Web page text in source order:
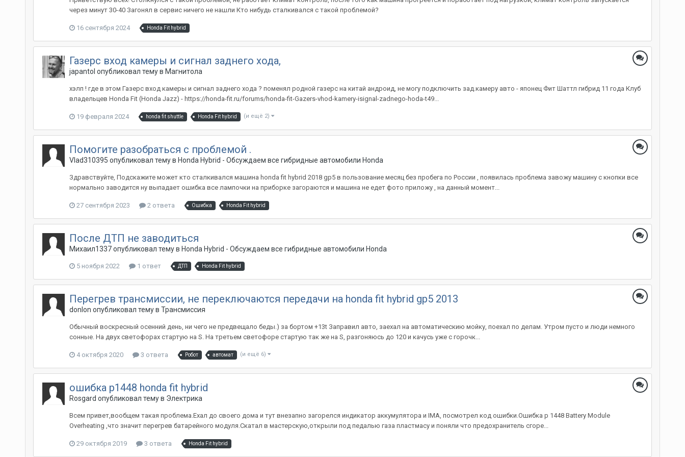
через минут 30-40 Загонял в сервис ничего не нашли Кто нибудь сталкивался с такой проблемой?
16 сентября 2024 Honda Fit hybrid
Газерс вход камеры и сигнал заднего хода,
japantol опубликовал тему в Магнитола
хэлп ! где в этом Газерс вход камеры и сигнал заднего хода ? поменял родной газерс на китай андроид, не могу подключить зад.камеру авто - японец Фит Шаттл гибрид 11 года Клуб
владельцев Honda Fit (Honda Jazz) - https://honda-fit.ru/forums/honda-fit-Gazers-vhod-kamery-isignal-zadnego-hoda-t49...
19 февраля 2024 honda fit shuttle Honda Fit hybrid (и ещё 2)
Помогите разобраться с проблемой .
Vlad310395 опубликовал тему в Honda Hybrid - Обсуждаем все гибридные автомобили Honda
Здравствуйте, Подскажите может кто сталкивался машина honda fit hybrid 2018 gp5 в пользование месяц без пробега по России , появилась проблема завожу машину с кнопки все
нормально заводится ну выпадает ошибка все лампочки на приборке загораются и машина не едет фото приложу , на данный момент...
27 сентября 2023 2 ответа Ошибка Honda Fit hybrid
После ДТП не заводиться
Михаил1337опубликовал тему в Honda Hybrid - Обсуждаем все гибридные автомобили Honda
5 ноября 2022 1 ответ ДТП Honda Fit hybrid
Перегрев трансмиссии, не переключаются передачи на honda fit hybrid gp5 2013
donlon опубликовал тему в Трансмиссия
Обычный воскресный осенний день, ни чего не предвещало беды.) за бортом +13t Заправил авто, заехал на автоматическию мойку, поехал по делам. Утром пусто и люди немного
сонные. На двух светофорах стартую на S. На третьем светофоре стартую так же на S, разгоняюсь до 120 и качусь уже с горочк...
4 октября 2020 3 ответа Робот автомат (и ещё 6)
ошибка p1448 honda fit hybrid
Rosgard опубликовал тему в Электрика
Всем привет,вообщем такая проблема.Ехал до своего дома и тут внезапно загорелся индикатор аккумулятора и IMA, посмотрел код ошибки.Ошибка p 1448 Battery Module
Overheating ,что значит перегрев батарейного модуля.Скатал в мастерскую,открыли под педалью газа пластмасу и поняли что предохранитель сгоре...
29 октября 2019 3 ответа Honda Fit hybrid